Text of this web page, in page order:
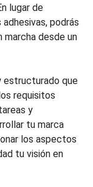
lugar de
podrás
desde un
estructurado que
requisitos
y
tu marca
los aspectos
tu visión en